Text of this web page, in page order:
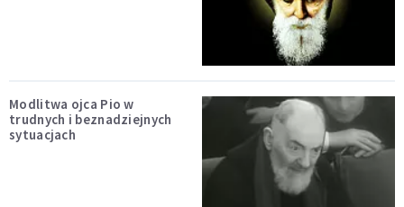
Modlitwa ojca Pio w
trudnych i beznadziejnych
sytuacjach